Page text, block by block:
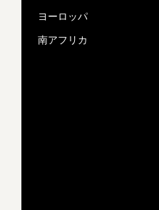
ヨーロッパ
南アフリカ